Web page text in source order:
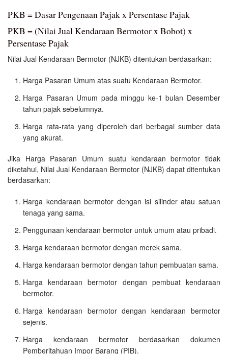
PKB = Dasar Pengenaan Pajak x Persentase Pajak
PKB = (Nilai Jual Kendaraan Bermotor x Bobot) x
Persentase Pajak
Nilai Jual Kendaraan Bermotor (NJKB) ditentukan berdasarkan:
Harga Pasaran Umum atas suatu Kendaraan Bermotor.
Harga Pasaran Umum pada minggu ke-1 bulan Desember
tahun pajak sebelumnya.
Harga rata-rata yang diperoleh dari berbagai sumber data
yang akurat.
Jika Harga Pasaran Umum suatu kendaraan bermotor tidak
diketahui, Nilai Jual Kendaraan Bermotor (NJKB) dapat ditentukan
berdasarkan:
Harga kendaraan bermotor dengan isi silinder atau satuan
tenaga yang sama.
Penggunaan kendaraan bermotor untuk umum atau pribadi.
Harga kendaraan bermotor dengan merek sama.
Harga kendaraan bermotor dengan tahun pembuatan sama.
Harga kendaraan bermotor dengan pembuat kendaraan
bermotor.
Harga kendaraan bermotor dengan kendaraan bermotor
sejenis.
Harga kendaraan bermotor berdasarkan dokumen
Pemberitahuan Impor Barang (PIB).